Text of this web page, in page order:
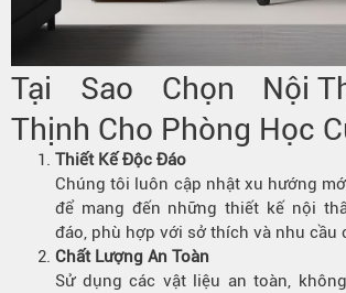
Tại Sao Chọn Nội
Thịnh Cho Phòng Học
Thiết Kế Độc Đáo
Chúng tôi luôn cập nhật xu hướng
để mang đến những thiết kế nội
đáo, phù hợp với sở thích và nhu cầu
Chất Lượng An Toàn
Sử dụng các vật liệu an toàn,